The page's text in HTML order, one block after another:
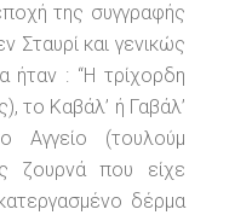
της συγγραφής
Σταυρί και γενικώς
ήταν : “Η τρίχορδη
το Καβάλ’ ή Γαβάλ’
Αγγείο (τουλούμ
ζουρνά που είχε
δέρμα